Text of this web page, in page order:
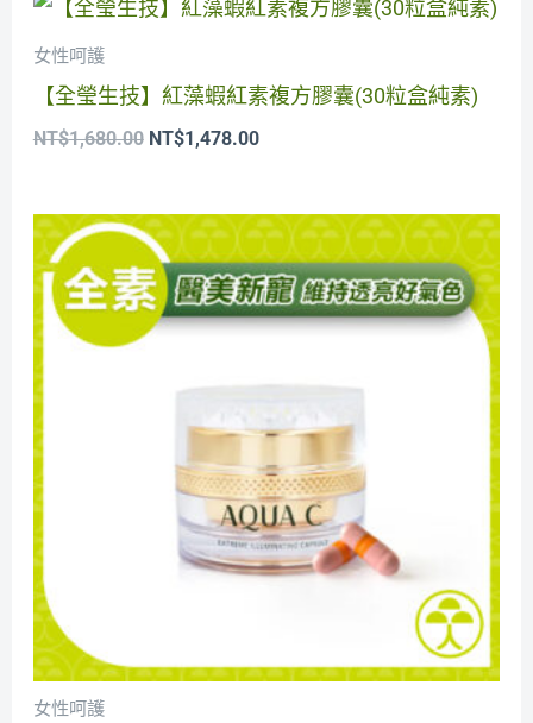
女性呵護
【全瑩生技】紅藻蝦紅素複方膠囊(30粒盒純素)
NT$1,680.00
始
NT$1,680.00。
NT$1,478.00
前
NT$1,478.00。
女性呵護
原
始
價
格：
NT$2,980.00。
目
前
價
格：
NT$1,480.00。